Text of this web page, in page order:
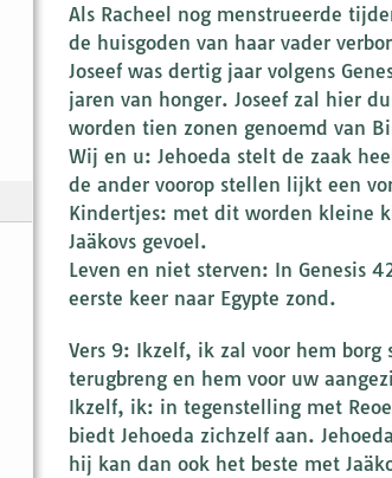
Als Racheel nog menstrueerde
de huisgoden van haar vader
Joseef was dertig jaar volgens
jaren van honger. Joseef zal hier
worden tien zonen genoemd van
Wij en u: Jehoeda stelt de zaak
de ander voorop stellen lijkt een
Kindertjes: met dit worden kleine
Jaäkovs gevoel.
Leven en niet sterven: In Genesis
eerste keer naar Egypte zond.
Vers 9: Ikzelf, ik zal voor hem
terugbreng en hem voor uw
Ikzelf, ik: in tegenstelling met
biedt Jehoeda zichzelf aan.
hij kan dan ook het beste met